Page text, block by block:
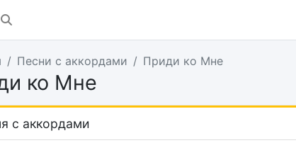
Песни с аккордами Приди ко Мне
ко Мне
с аккордами